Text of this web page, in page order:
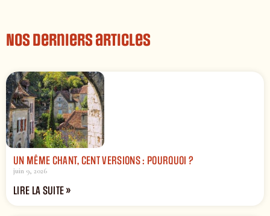
Nos derniers articles
UN MÊME CHANT, CENT VERSIONS : POURQUOI ?
juin 9, 2026
LIRE LA SUITE »